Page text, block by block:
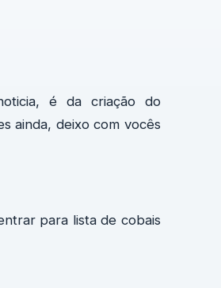
é da criação do
ainda, deixo com vocês
para lista de cobais